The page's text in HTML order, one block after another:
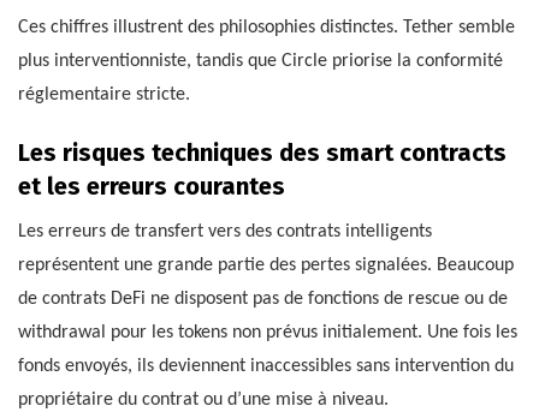
Ces chiffres illustrent des philosophies distinctes. Tether semble
plus interventionniste, tandis que Circle priorise la conformité
réglementaire stricte.
Les risques techniques des smart contracts
et les erreurs courantes
Les erreurs de transfert vers des contrats intelligents
représentent une grande partie des pertes signalées. Beaucoup
de contrats DeFi ne disposent pas de fonctions de rescue ou de
withdrawal pour les tokens non prévus initialement. Une fois les
fonds envoyés, ils deviennent inaccessibles sans intervention du
propriétaire du contrat ou d’une mise à niveau.